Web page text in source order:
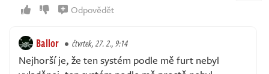
Odpovědět
Ballor čtvrtek, 27. 2., 9:14
Nejhorší je, že ten systém podle mě furt nebyl